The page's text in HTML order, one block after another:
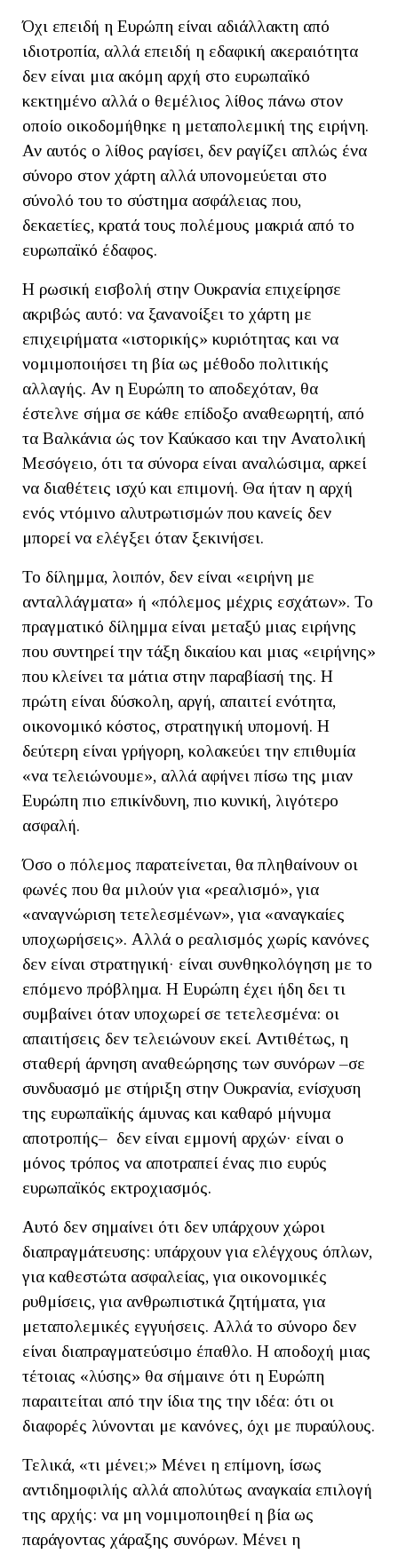
Όχι επειδή η Ευρώπη είναι αδιάλλακτη από
ιδιοτροπία, αλλά επειδή η εδαφική ακεραιότητα
δεν είναι μια ακόμη αρχή στο ευρωπαϊκό
κεκτημένο αλλά ο θεμέλιος λίθος πάνω στον
οποίο οικοδομήθηκε η μεταπολεμική της ειρήνη.
Αν αυτός ο λίθος ραγίσει, δεν ραγίζει απλώς ένα
σύνορο στον χάρτη αλλά υπονομεύεται στο
σύνολό του το σύστημα ασφάλειας που,
δεκαετίες, κρατά τους πολέμους μακριά από το
ευρωπαϊκό έδαφος.
Η ρωσική εισβολή στην Ουκρανία επιχείρησε
ακριβώς αυτό: να ξανανοίξει το χάρτη με
επιχειρήματα «ιστορικής» κυριότητας και να
νομιμοποιήσει τη βία ως μέθοδο πολιτικής
αλλαγής. Αν η Ευρώπη το αποδεχόταν, θα
έστελνε σήμα σε κάθε επίδοξο αναθεωρητή, από
τα Βαλκάνια ώς τον Καύκασο και την Ανατολική
Μεσόγειο, ότι τα σύνορα είναι αναλώσιμα, αρκεί
να διαθέτεις ισχύ και επιμονή. Θα ήταν η αρχή
ενός ντόμινο αλυτρωτισμών που κανείς δεν
μπορεί να ελέγξει όταν ξεκινήσει.
Το δίλημμα, λοιπόν, δεν είναι «ειρήνη με
ανταλλάγματα» ή «πόλεμος μέχρις εσχάτων». Το
πραγματικό δίλημμα είναι μεταξύ μιας ειρήνης
που συντηρεί την τάξη δικαίου και μιας «ειρήνης»
που κλείνει τα μάτια στην παραβίασή της. Η
πρώτη είναι δύσκολη, αργή, απαιτεί ενότητα,
οικονομικό κόστος, στρατηγική υπομονή. Η
δεύτερη είναι γρήγορη, κολακεύει την επιθυμία
«να τελειώνουμε», αλλά αφήνει πίσω της μιαν
Ευρώπη πιο επικίνδυνη, πιο κυνική, λιγότερο
ασφαλή.
Όσο ο πόλεμος παρατείνεται, θα πληθαίνουν οι
φωνές που θα μιλούν για «ρεαλισμό», για
«αναγνώριση τετελεσμένων», για «αναγκαίες
υποχωρήσεις». Αλλά ο ρεαλισμός χωρίς κανόνες
δεν είναι στρατηγική· είναι συνθηκολόγηση με το
επόμενο πρόβλημα. Η Ευρώπη έχει ήδη δει τι
συμβαίνει όταν υποχωρεί σε τετελεσμένα: οι
απαιτήσεις δεν τελειώνουν εκεί. Αντιθέτως, η
σταθερή άρνηση αναθεώρησης των συνόρων –σε
συνδυασμό με στήριξη στην Ουκρανία, ενίσχυση
της ευρωπαϊκής άμυνας και καθαρό μήνυμα
αποτροπής– δεν είναι εμμονή αρχών· είναι ο
μόνος τρόπος να αποτραπεί ένας πιο ευρύς
ευρωπαϊκός εκτροχιασμός.
Αυτό δεν σημαίνει ότι δεν υπάρχουν χώροι
διαπραγμάτευσης: υπάρχουν για ελέγχους όπλων,
για καθεστώτα ασφαλείας, για οικονομικές
ρυθμίσεις, για ανθρωπιστικά ζητήματα, για
μεταπολεμικές εγγυήσεις. Αλλά το σύνορο δεν
είναι διαπραγματεύσιμο έπαθλο. Η αποδοχή μιας
τέτοιας «λύσης» θα σήμαινε ότι η Ευρώπη
παραιτείται από την ίδια της την ιδέα: ότι οι
διαφορές λύνονται με κανόνες, όχι με πυραύλους.
Τελικά, «τι μένει;» Μένει η επίμονη, ίσως
αντιδημοφιλής αλλά απολύτως αναγκαία επιλογή
της αρχής: να μη νομιμοποιηθεί η βία ως
παράγοντας χάραξης συνόρων. Μένει η